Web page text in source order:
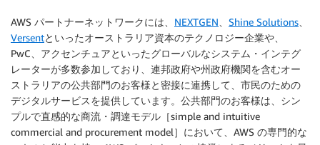
AWS パートナーネットワークには、 NEXTGEN Shine Solutions
Versentといったオーストラリア資本のテクノロジー企業や、
PwC、アクセンチュアといったグローバルなシステム・インテグ
レーターが多数参加しており、連邦政府や州政府機関を含むオー
ストラリアの公共部門のお客様と密接に連携して、市民のための
デジタルサービスを提供しています。公共部門のお客様は、シン
プルで直感的な商流・調達モデル［simple and intuitive
commercial and procurement model］において、AWS の専門的な